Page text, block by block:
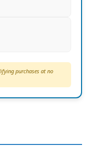
purchases at no